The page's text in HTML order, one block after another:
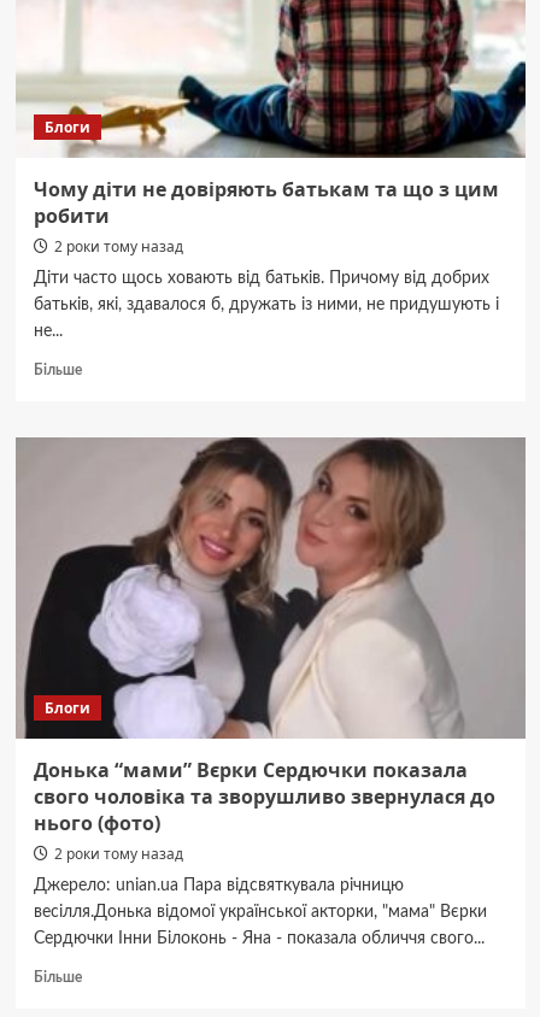
Блоги
Чому діти не довіряють батькам та що з цим
робити
2 роки тому назад
Діти часто щось ховають від батьків. Причому від добрих
батьків, які, здавалося б, дружать із ними, не придушують і
не...
БільшеДокладніше
діти
що
цим
робити
Блоги
Донька “мами” Вєрки Сердючки показала
свого чоловіка та зворушливо звернулася до
нього (фото)
2 роки тому назад
Джерело: unian.ua Пара відсвяткувала річницю
весілля.Донька відомої української акторки, "мама" Вєрки
Сердючки Інни Білоконь - Яна - показала обличчя свого...
БільшеДокладніше